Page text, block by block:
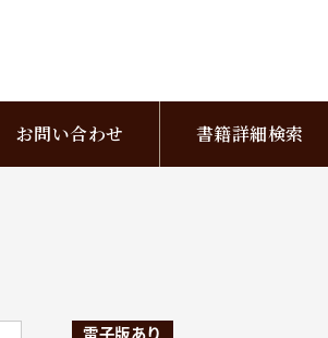
お問い合わせ 書籍詳細検索
電子版あり